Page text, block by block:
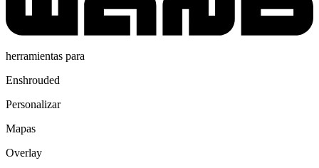
herramientas para
Enshrouded
Personalizar
Mapas
Overlay